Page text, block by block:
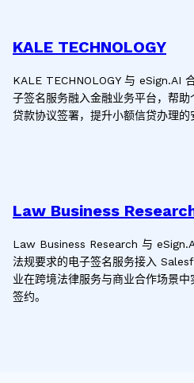
KALE TECHNOLOGY
KALE TECHNOLOGY 与 eSign.AI
子签名服务融入金融业务平台，帮
贷款协议签署，提升小额信贷办理的
Law Business
Law Business Research 与
法规要求的电子签名服务接入
业在跨境法律服务与商业合作场景
签约。